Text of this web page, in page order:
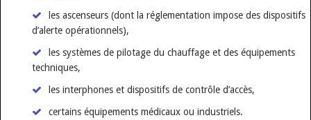
les ascenseurs (dont la réglementation impose des dispositifs
d’alerte opérationnels),
les systèmes de pilotage du chauffage et des équipements
techniques,
les interphones et dispositifs de contrôle d’accès,
certains équipements médicaux ou industriels.